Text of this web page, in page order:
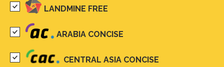
LANDMINE FREE
ARABIA CONCISE
CENTRAL ASIA CONCISE